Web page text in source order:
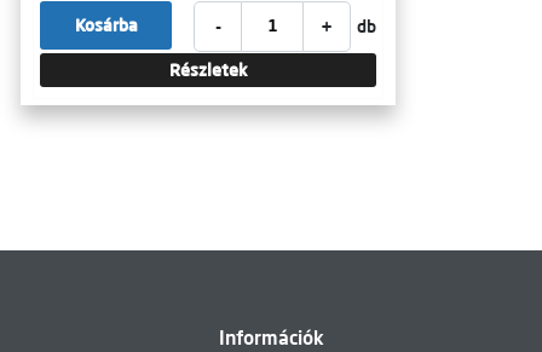
- + db
Kosárba
Részletek
Információk